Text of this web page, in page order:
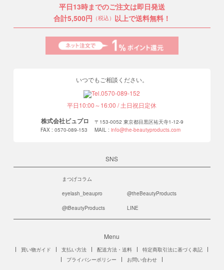
平日13時までのご注文は即日発送
合計5,500円 （税込） 以上で送料無料！
いつでもご相談ください。
平日10:00～16:00 / 土日祝日定休
株式会社ビュプロ
〒153-0052 東京都目黒区祐天寺1-12-9
FAX : 0570-089-153
MAIL : info@the-beautyproducts.com
SNS
まつげコラム
eyelash_beaupro @theBeautyProducts
@iBeautyProducts LINE
Menu
買い物ガイド 支払い方法 配送方法・送料
特定商取引法に基づく表記
プライバシーポリシー
お問い合わせ